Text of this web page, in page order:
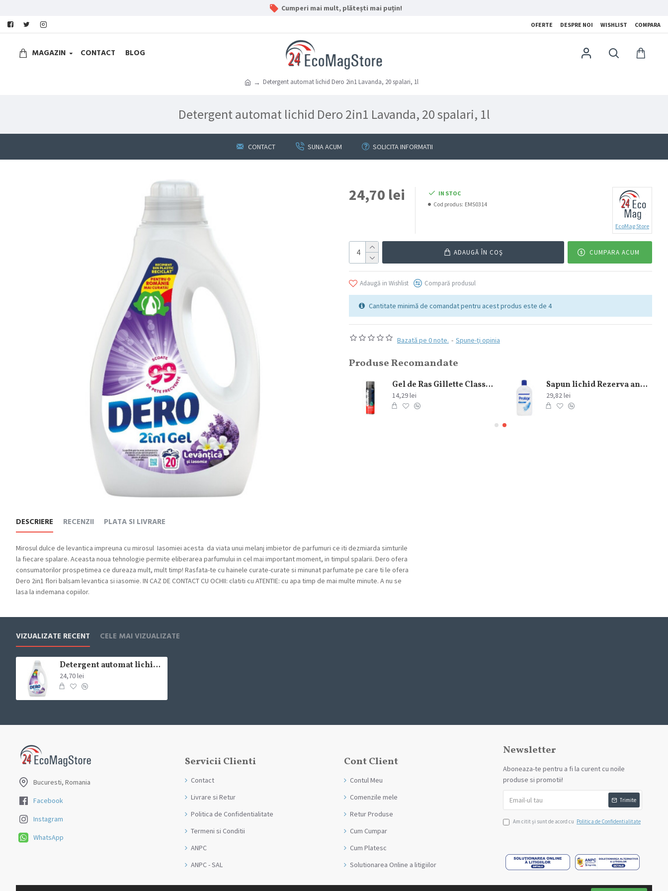
Cumperi mai mult, plătești mai puțin!
OFERTE DESPRE NOI WISHLIST COMPARA
MAGAZIN CONTACT BLOG
Detergent automat lichid Dero 2in1 Lavanda, 20 spalari, 1l
Detergent automat lichid Dero 2in1 Lavanda, 20 spalari, 1l
CONTACT SUNA ACUM SOLICITA INFORMATII
Bazată pe 0 note. - Spune-ţi opinia
24,70 lei
IN STOC
Cod produs: EMS0314
EcoMag Store
ADAUGĂ ÎN COŞ CUMPARA ACUM
Adaugă in Wishlist Compară produsul
Cantitate minimă de comandat pentru acest produs este de 4
Produse Recomandate
Detergent pardoseala Asevi Roz 1L
15,94 lei
Gel de Ras Gillette Classic Original 200 ml
14,29 lei
Sapun lichid Rezerva antibacterial Protex Fresh 700 ml
29,82 lei
DESCRIERE RECENZII PLATA SI LIVRARE
Mirosul dulce de levantica impreuna cu mirosul Iasomiei acesta da viata unui melanj imbietor de parfumuri ce iti dezmiarda simturile
la fiecare spalare. Aceasta noua tehnologie permite eliberarea parfumului in cel mai important moment, in timpul spalarii. Dero ofera
consumatorilor prospetimea ce dureaza mult, mult timp! Rasfata-te cu hainele curate-curate si minunat parfumate pe care ti le ofera
Dero 2in1 flori balsam levantica si iasomie. IN CAZ DE CONTACT CU OCHII: clatiti cu ATENTIE: cu apa timp de mai multe minute. A nu se
lasa la indemana copiilor.
VIZUALIZATE RECENT CELE MAI VIZUALIZATE
Detergent automat lichid Dero 2in1 Lavanda, 20 spalari, 1l
24,70 lei
Bucuresti, Romania
Facebook
Instagram
WhatsApp
Servicii Clienti
Contact
Livrare si Retur
Politica de Confidentialitate
Termeni si Conditii
ANPC
ANPC - SAL
Cont Client
Contul Meu
Comenzile mele
Retur Produse
Cum Cumpar
Cum Platesc
Solutionarea Online a litigiilor
Newsletter
Aboneaza-te pentru a fi la curent cu noile
produse si promotii!
Trimite
Am citit şi sunt de acord cu Politica de Confidentialitate